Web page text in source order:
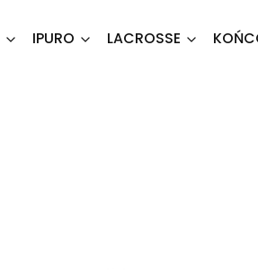
IPURO LACROSSE